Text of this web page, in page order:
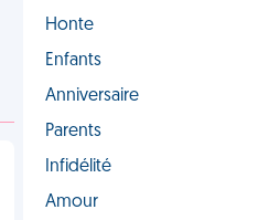
Honte
Enfants
Anniversaire
Parents
Infidélité
Amour